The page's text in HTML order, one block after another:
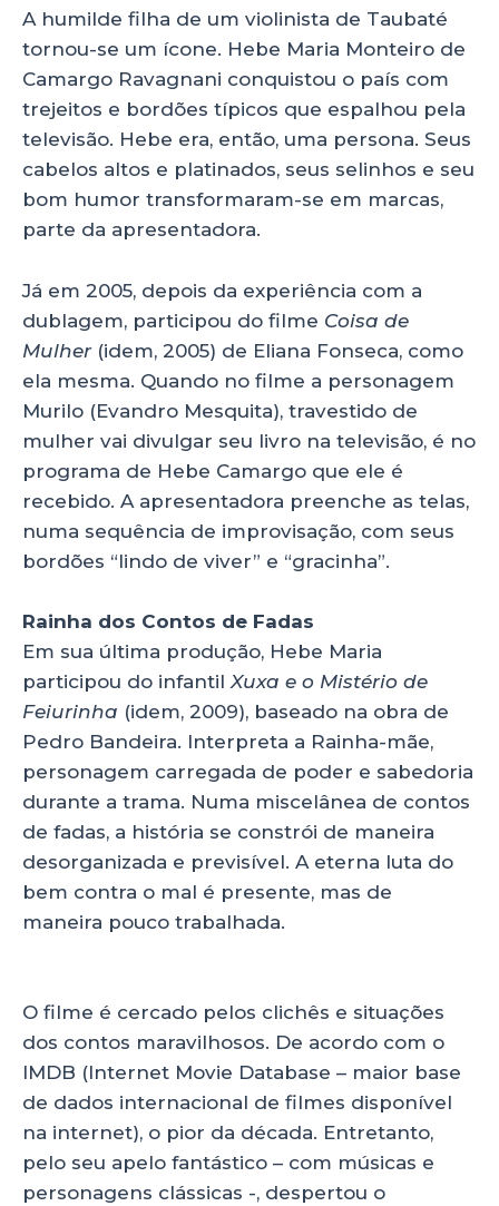
A humilde filha de um violinista de Taubaté
tornou-se um ícone. Hebe Maria Monteiro de
Camargo Ravagnani conquistou o país com
trejeitos e bordões típicos que espalhou pela
televisão. Hebe era, então, uma persona. Seus
cabelos altos e platinados, seus selinhos e seu
bom humor transformaram-se em marcas,
parte da apresentadora.
Já em 2005, depois da experiência com a
dublagem, participou do filme Coisa de
Mulher(idem, 2005) de Eliana Fonseca, como
ela mesma. Quando no filme a personagem
Murilo (Evandro Mesquita), travestido de
mulher vai divulgar seu livro na televisão, é no
programa de Hebe Camargo que ele é
recebido. A apresentadora preenche as telas,
numa sequência de improvisação, com seus
bordões “lindo de viver” e “gracinha”.
Rainha dos Contos de Fadas
Em sua última produção, Hebe Maria
participou do infantil Xuxa e o Mistério de
Feiurinha (idem, 2009), baseado na obra de
Pedro Bandeira. Interpreta a Rainha-mãe,
personagem carregada de poder e sabedoria
durante a trama. Numa miscelânea de contos
de fadas, a história se constrói de maneira
desorganizada e previsível. A eterna luta do
bem contra o mal é presente, mas de
maneira pouco trabalhada.
O filme é cercado pelos clichês e situações
dos contos maravilhosos. De acordo com o
IMDB (Internet Movie Database – maior base
de dados internacional de filmes disponível
na internet), o pior da década. Entretanto,
pelo seu apelo fantástico – com músicas e
personagens clássicas -, despertou o